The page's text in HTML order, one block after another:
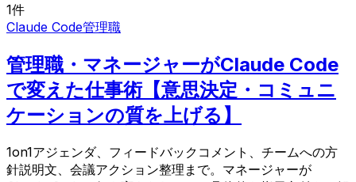
1件
Claude Code管理職
管理職・マネージャーがClaude Code
で変えた仕事術【意思決定・コミュニ
ケーションの質を上げる】
1on1アジェンダ、フィードバックコメント、チームへの方
針説明文、会議アクション整理まで。マネージャーが